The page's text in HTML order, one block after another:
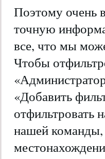
Поэтому очень
точную
все, что мы
Чтобы
«Добавить
отфильтровать
нашей команды,